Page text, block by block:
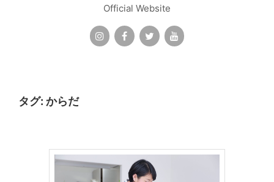
Official Website
タグ: からだ